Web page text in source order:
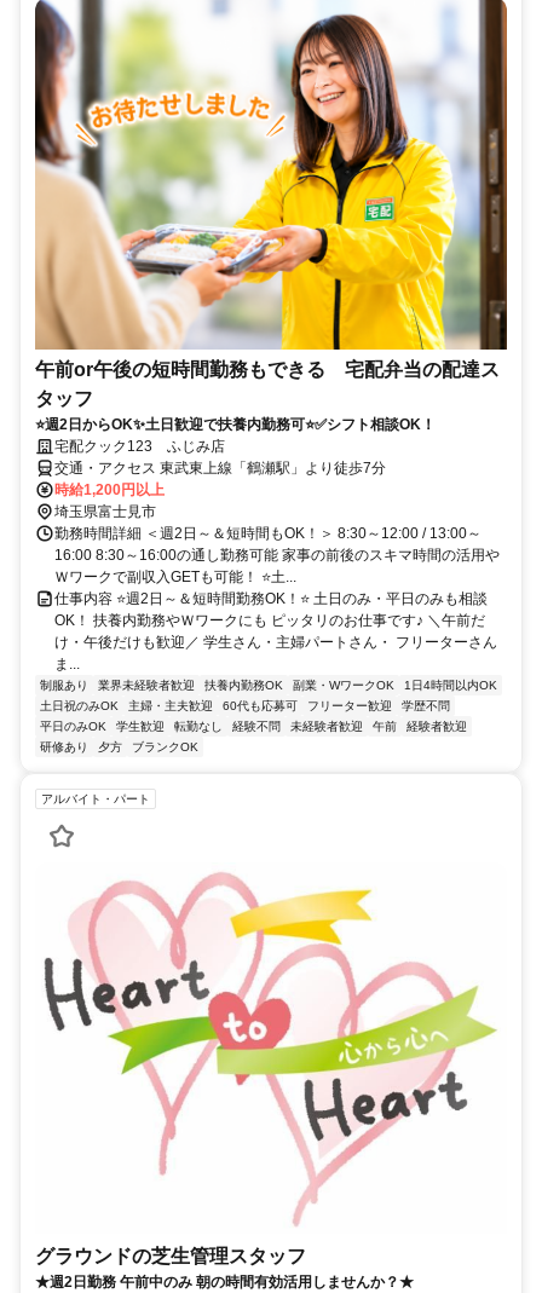
午前or午後の短時間勤務もできる 宅配弁当の配達ス
タッフ
⭐週2日からOK✨土日歓迎で扶養内勤務可⭐✅シフト相談OK！
宅配クック123 ふじみ店
交通・アクセス 東武東上線「鶴瀬駅」より徒歩7分
時給1,200円以上
埼玉県富士見市
勤務時間詳細 ＜週2日～＆短時間もOK！＞ 8:30～12:00 / 13:00～
16:00 8:30～16:00の通し勤務可能 家事の前後のスキマ時間の活用や
Ｗワークで副収入GETも可能！ ⭐土...
仕事内容 ⭐週2日～＆短時間勤務OK！⭐ 土日のみ・平日のみも相談
OK！ 扶養内勤務やＷワークにも ピッタリのお仕事です♪ ＼午前だ
け・午後だけも歓迎／ 学生さん・主婦パートさん・ フリーターさん
ま...
制服あり 業界未経験者歓迎 扶養内勤務OK 副業・WワークOK
1日4時間以内OK
土日祝のみOK
主婦・主夫歓迎 60代も応募可 フリーター歓迎
学歴不問
平日のみOK
学生歓迎 転勤なし 経験不問 未経験者歓迎 午前
経験者歓迎
研修あり
夕方 ブランクOK
アルバイト・パート
グラウンドの芝生管理スタッフ
★週2日勤務 午前中のみ 朝の時間有効活用しませんか？★